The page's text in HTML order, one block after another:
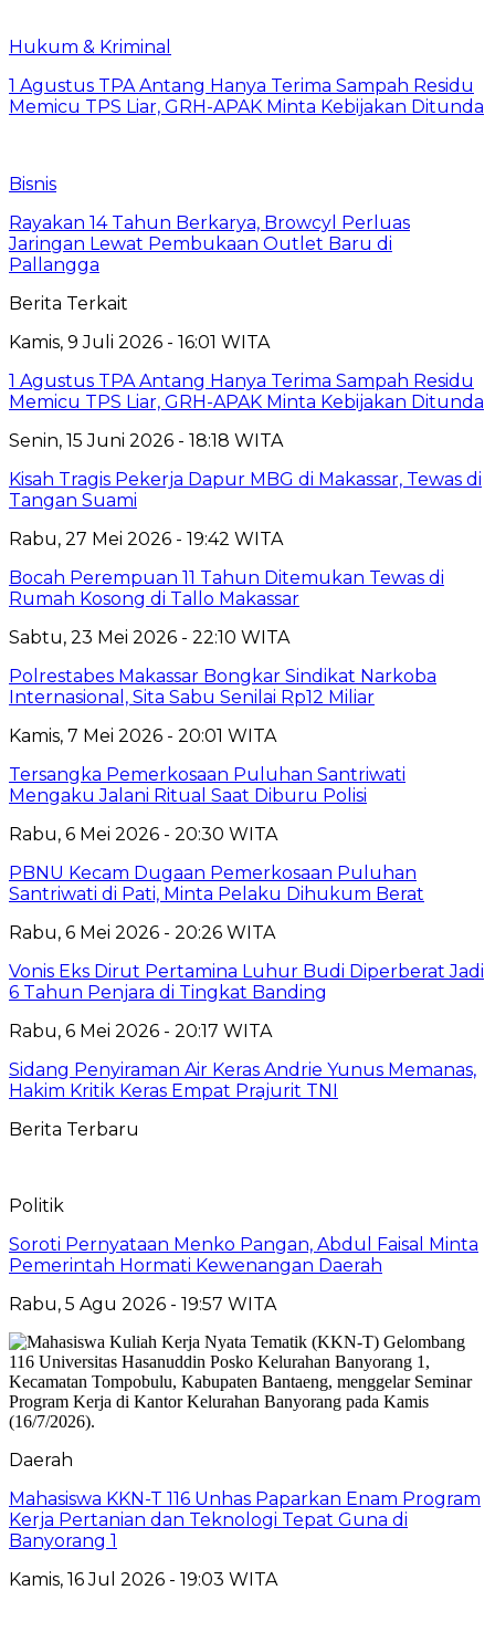
Hukum & Kriminal
1 Agustus TPA Antang Hanya Terima Sampah Residu
Memicu TPS Liar, GRH-APAK Minta Kebijakan Ditunda
Bisnis
Rayakan 14 Tahun Berkarya, Browcyl Perluas
Jaringan Lewat Pembukaan Outlet Baru di
Pallangga
Berita Terkait
Kamis, 9 Juli 2026 - 16:01 WITA
1 Agustus TPA Antang Hanya Terima Sampah Residu
Memicu TPS Liar, GRH-APAK Minta Kebijakan Ditunda
Senin, 15 Juni 2026 - 18:18 WITA
Kisah Tragis Pekerja Dapur MBG di Makassar, Tewas di
Tangan Suami
Rabu, 27 Mei 2026 - 19:42 WITA
Bocah Perempuan 11 Tahun Ditemukan Tewas di
Rumah Kosong di Tallo Makassar
Sabtu, 23 Mei 2026 - 22:10 WITA
Polrestabes Makassar Bongkar Sindikat Narkoba
Internasional, Sita Sabu Senilai Rp12 Miliar
Kamis, 7 Mei 2026 - 20:01 WITA
Tersangka Pemerkosaan Puluhan Santriwati
Mengaku Jalani Ritual Saat Diburu Polisi
Rabu, 6 Mei 2026 - 20:30 WITA
PBNU Kecam Dugaan Pemerkosaan Puluhan
Santriwati di Pati, Minta Pelaku Dihukum Berat
Rabu, 6 Mei 2026 - 20:26 WITA
Vonis Eks Dirut Pertamina Luhur Budi Diperberat Jadi
6 Tahun Penjara di Tingkat Banding
Rabu, 6 Mei 2026 - 20:17 WITA
Sidang Penyiraman Air Keras Andrie Yunus Memanas,
Hakim Kritik Keras Empat Prajurit TNI
Berita Terbaru
Politik
Soroti Pernyataan Menko Pangan, Abdul Faisal Minta
Pemerintah Hormati Kewenangan Daerah
Rabu, 5 Agu 2026 - 19:57 WITA
Daerah
Mahasiswa KKN-T 116 Unhas Paparkan Enam Program
Kerja Pertanian dan Teknologi Tepat Guna di
Banyorang 1
Kamis, 16 Jul 2026 - 19:03 WITA